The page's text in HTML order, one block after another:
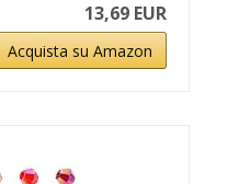
13,69 EUR
Acquista su Amazon